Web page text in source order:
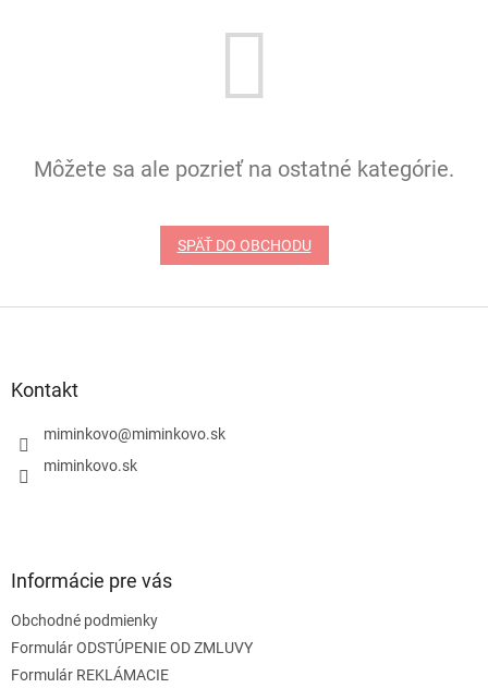
Môžete sa ale pozrieť na ostatné kategórie.
SPÄŤ DO OBCHODU
Kontakt
miminkovo@miminkovo.sk
miminkovo.sk
Informácie pre vás
Obchodné podmienky
Formulár ODSTÚPENIE OD ZMLUVY
Formulár REKLÁMACIE